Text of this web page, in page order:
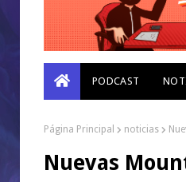
PODCAST
Página Principal noticias
Nuevas